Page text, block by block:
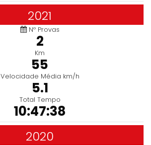
2021
Nº Provas
2
Km
55
Velocidade Média km/h
5.1
Total Tempo
10:47:38
2020